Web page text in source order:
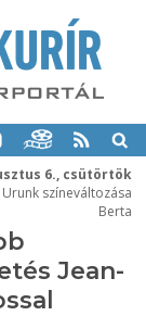
6., csütörtök
Urunk színeváltozása
Berta
Jean-